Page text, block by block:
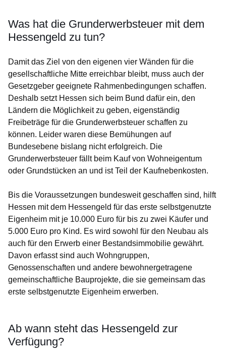
Was hat die Grunderwerbsteuer mit dem
Hessengeld zu tun?
Damit das Ziel von den eigenen vier Wänden für die
gesellschaftliche Mitte erreichbar bleibt, muss auch der
Gesetzgeber geeignete Rahmenbedingungen schaffen.
Deshalb setzt Hessen sich beim Bund dafür ein, den
Ländern die Möglichkeit zu geben, eigenständig
Freibeträge für die Grunderwerbsteuer schaffen zu
können. Leider waren diese Bemühungen auf
Bundesebene bislang nicht erfolgreich. Die
Grunderwerbsteuer fällt beim Kauf von Wohneigentum
oder Grundstücken an und ist Teil der Kaufnebenkosten.
Bis die Voraussetzungen bundesweit geschaffen sind, hilft
Hessen mit dem Hessengeld für das erste selbstgenutzte
Eigenheim mit je 10.000 Euro für bis zu zwei Käufer und
5.000 Euro pro Kind. Es wird sowohl für den Neubau als
auch für den Erwerb einer Bestandsimmobilie gewährt.
Davon erfasst sind auch Wohngruppen,
Genossenschaften und andere bewohnergetragene
gemeinschaftliche Bauprojekte, die sie gemeinsam das
erste selbstgenutzte Eigenheim erwerben.
Ab wann steht das Hessengeld zur
Verfügung?